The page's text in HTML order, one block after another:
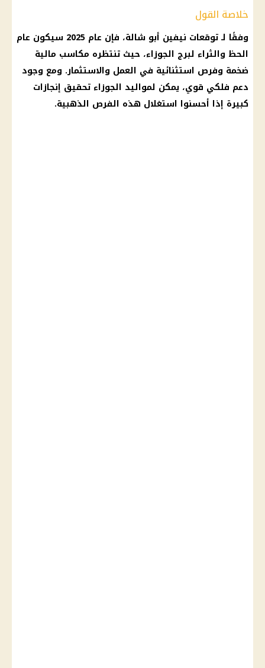
خلاصة القول
وفقًا لـ توقعات نيفين أبو شالة، فإن عام 2025 سيكون عام
الحظ والثراء لبرج الجوزاء، حيث تنتظره مكاسب مالية
ضخمة وفرص استثنائية في العمل والاستثمار. ومع وجود
دعم فلكي قوي، يمكن لمواليد الجوزاء تحقيق إنجازات
كبيرة إذا أحسنوا استغلال هذه الفرص الذهبية.